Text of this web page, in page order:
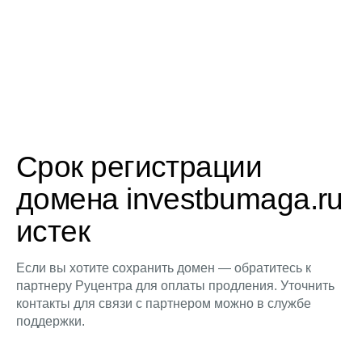
Срок регистрации
домена investbumaga.ru
истек
Если вы хотите сохранить домен — обратитесь к
партнеру Руцентра для оплаты продления. Уточнить
контакты для связи с партнером можно в службе
поддержки.